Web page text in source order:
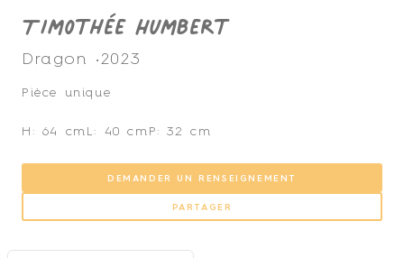
Timothée Humbert
Dragon •2023
Pièce unique
H: 64 cm L: 40 cm P: 32 cm
DEMANDER UN RENSEIGNEMENT
PARTAGER